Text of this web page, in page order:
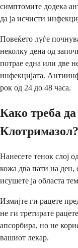
симптомите додека
да ја исчисти
Повеќето луѓе
неколку дена од
потрае една или две
инфекцијата.
рок од 24 до 48 часа.
Како треба
Клотримазол?
Нанесете тенок слој
кожа два пати на ден,
исушете ја областа
Измијте ги рацете
не ги третирате
апсорбира, но не
вашиот лекар.